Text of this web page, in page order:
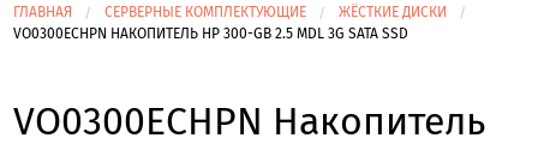
ГЛАВНАЯ СЕРВЕРНЫЕ КОМПЛЕКТУЮЩИЕ
ЖЁСТКИЕ ДИСКИ
VO0300ECHPN НАКОПИТЕЛЬ HP 300-GB 2.5 MDL 3G SATA SSD
VO0300ECHPN Накопитель